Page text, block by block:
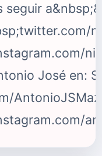
seguir
José en: